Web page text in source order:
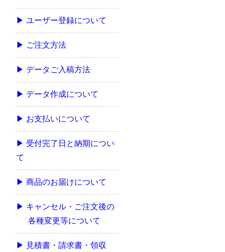
▶ ユーザー登録について
▶ ご注文方法
▶ データご入稿方法
▶ データ作成について
▶ お支払いについて
▶ 受付完了日と納期につい
て
▶ 商品のお届けについて
▶ キャンセル・ご注文後の
各種変更等について
▶ 見積書・請求書・領収